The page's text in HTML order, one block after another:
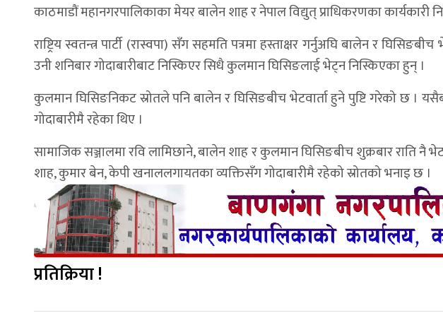
काठमाडौं महानगरपालिकाका मेयर बालेन शाह र नेपाल विद्युत् प्राधिकरणका
राष्ट्रिय स्वतन्त्र पार्टी (रास्वपा) सँग सहमति पत्रमा हस्ताक्षर गर्नुअघि बालेन र
उनी शनिबार गोदाबारीबाट निस्किएर सिधै कुलमान घिसिङलाई भेट्न निस्किएका हुन् ।
कुलमान घिसिङनिकट स्रोतले पनि बालेन र घिसिङबीच भेटवार्ता हुने पुष्टि गरेको छ ।
गोदाबारीमै रहेका थिए ।
सामाजिक सञ्जालमा रवि लामिछाने, बालेन शाह र कुलमान घिसिङबीच शुक्रबार राति नै
शाह, कुमार बेन, केपी खनाललगायतका व्यक्तिसँग गोदाबारीमै रहेको स्रोतको भनाइ छ ।
प्रतिक्रिया !